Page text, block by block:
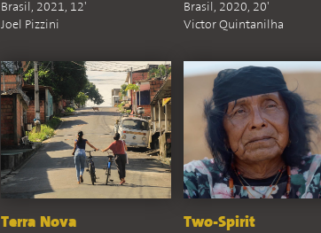
Brasil, 2021, 12'
Joel Pizzini
Brasil, 2020, 20'
Victor Quintanilha
Terra Nova Two-Spirit